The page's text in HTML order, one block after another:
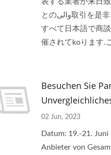
とのوالى取引を是非ご検討ください. 商談を円滑に進めるために、会場には通訳を配備して Tienda ります.
すべて日本語で商
催されてkoります.
Besuchen Sie
02 Jun, 2023
Datum: 19.-21.
Anbieter von